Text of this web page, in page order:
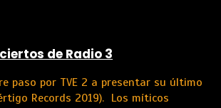
de Radio 3
paso por TVE 2 a presentar su último
Records 2019). Los míticos